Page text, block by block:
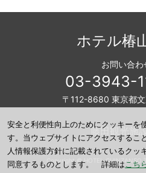
ホテル椿
〒112-8680 東京都
お問い合わ
03-3943-
藤田観光施
Copyright © HOTEL CHINZANSO
安全と利便性向上のためにクッキーを
す。当ウェブサイトにアクセスするこ
人情報保護方針に記載されているクッ
同意するものとします。 詳細はこち